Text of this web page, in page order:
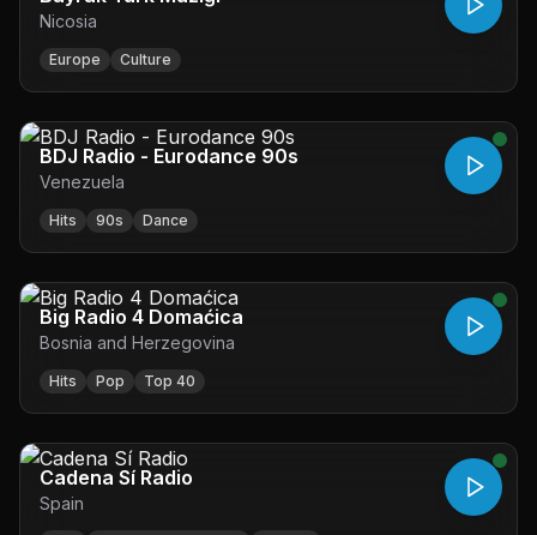
Nicosia
Europe Culture
BDJ Radio - Eurodance 90s
Venezuela
Hits 90s Dance
Big Radio 4 Domaćica
Bosnia and Herzegovina
Hits Pop Top 40
Cadena Sí Radio
Spain